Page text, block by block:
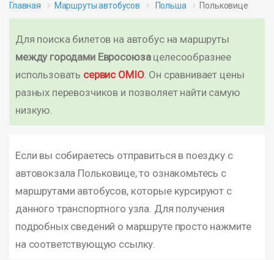
Главная Маршруты автобусов Польша Польковице
Для поиска билетов на автобус на маршруты
между городами Евросоюзацелесообразнее
использовать сервис OMIO. Он сравнивает цены
разных перевозчиков и позволяет найти самую
низкую.
Если вы собираетесь отправиться в поездку с
автовокзала Польковице, то ознакомьтесь с
маршрутами автобусов, которые курсируют с
данного транспортного узла. Для получения
подробных сведений о маршруте просто нажмите
на соответствующую ссылку.